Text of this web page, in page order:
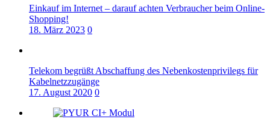
Einkauf im Internet – darauf achten Verbraucher beim Online-
Shopping!
18. März 2023 0
Telekom begrüßt Abschaffung des Nebenkostenprivilegs für
Kabelnetzzugänge
17. August 2020 0